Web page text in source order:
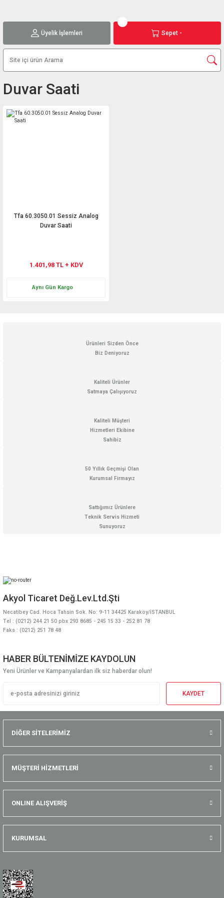
Üyelik İşlemleri Sepet -
Duvar Saati
Tfa 60.3050.01 Sessiz Analog
Duvar Saati
1.401,98 TL + KDV
Aynı Gün Kargo
Ürünleri Sizden Önce
Biz Deniyoruz
Kaliteli Ürünler
Satmaya Çalışıyoruz
Kaliteli Müşteri
Hizmetleri Ekibine
Sahibiz
50 Yıllık Geçmişi Olan
Kurumsal Firmayız
Sattığımız Ürünlere
Teknik Servis Hizmeti
Sunuyoruz
Akyol Ticaret Değ.Lev.Ltd.Şti
Necatibey Cad. Hoca Tahsin Sok. No: 9-11 34425 Karaköy/İSTANBUL
Tel : (0212) 244 21 50 pbx 293 8685 - 245 15 33 - 252 81 78
Faks : (0212) 251 78 48
HABER BÜLTENİMİZE KAYDOLUN
Yeni Ürünler ve Kampanyalardan ilk siz haberdar olun!
KAYDET
DİĞER SİTELERİMİZ
MÜŞTERİ HİZMETLERİ
ONLINE ALIŞVERİŞ
KURUMSAL